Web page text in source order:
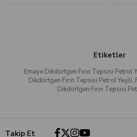
Etiketler
Emaye Dikdörtgen Fırın Tepsisi Petrol
Dikdörtgen Fırın Tepsisi Petrol Yeşili,
Dikdörtgen Fırın Tepsisi
Takip Et